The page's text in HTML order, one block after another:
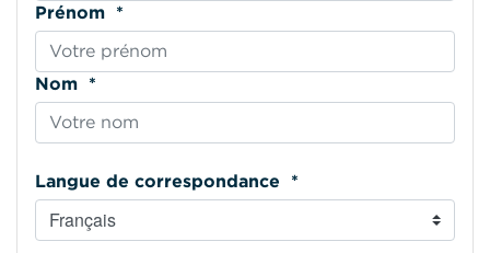
Prénom *
Nom *
Langue de correspondance *